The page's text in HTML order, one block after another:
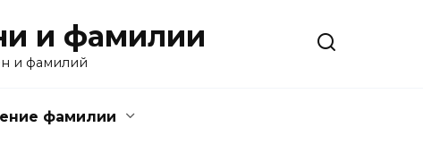
и фамилии
и фамилий
фамилии